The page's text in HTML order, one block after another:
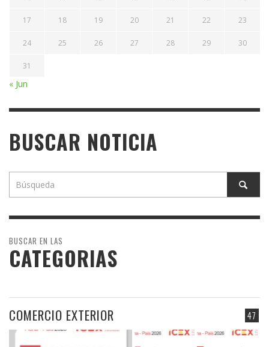
17 18 19 20 21 22 23
24 25 26 27 28 29 30
31
« Jun
BUSCAR NOTICIA
BUSCAR EN LAS
CATEGORIAS
47
COMERCIO EXTERIOR